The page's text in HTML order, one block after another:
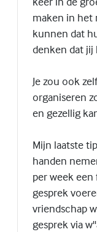
maken in het
kunnen dat
denken dat
Je zou ook
organiseren
en gezellig
Mijn laatste
handen
per week
gesprek
vriendschap
gesprek via